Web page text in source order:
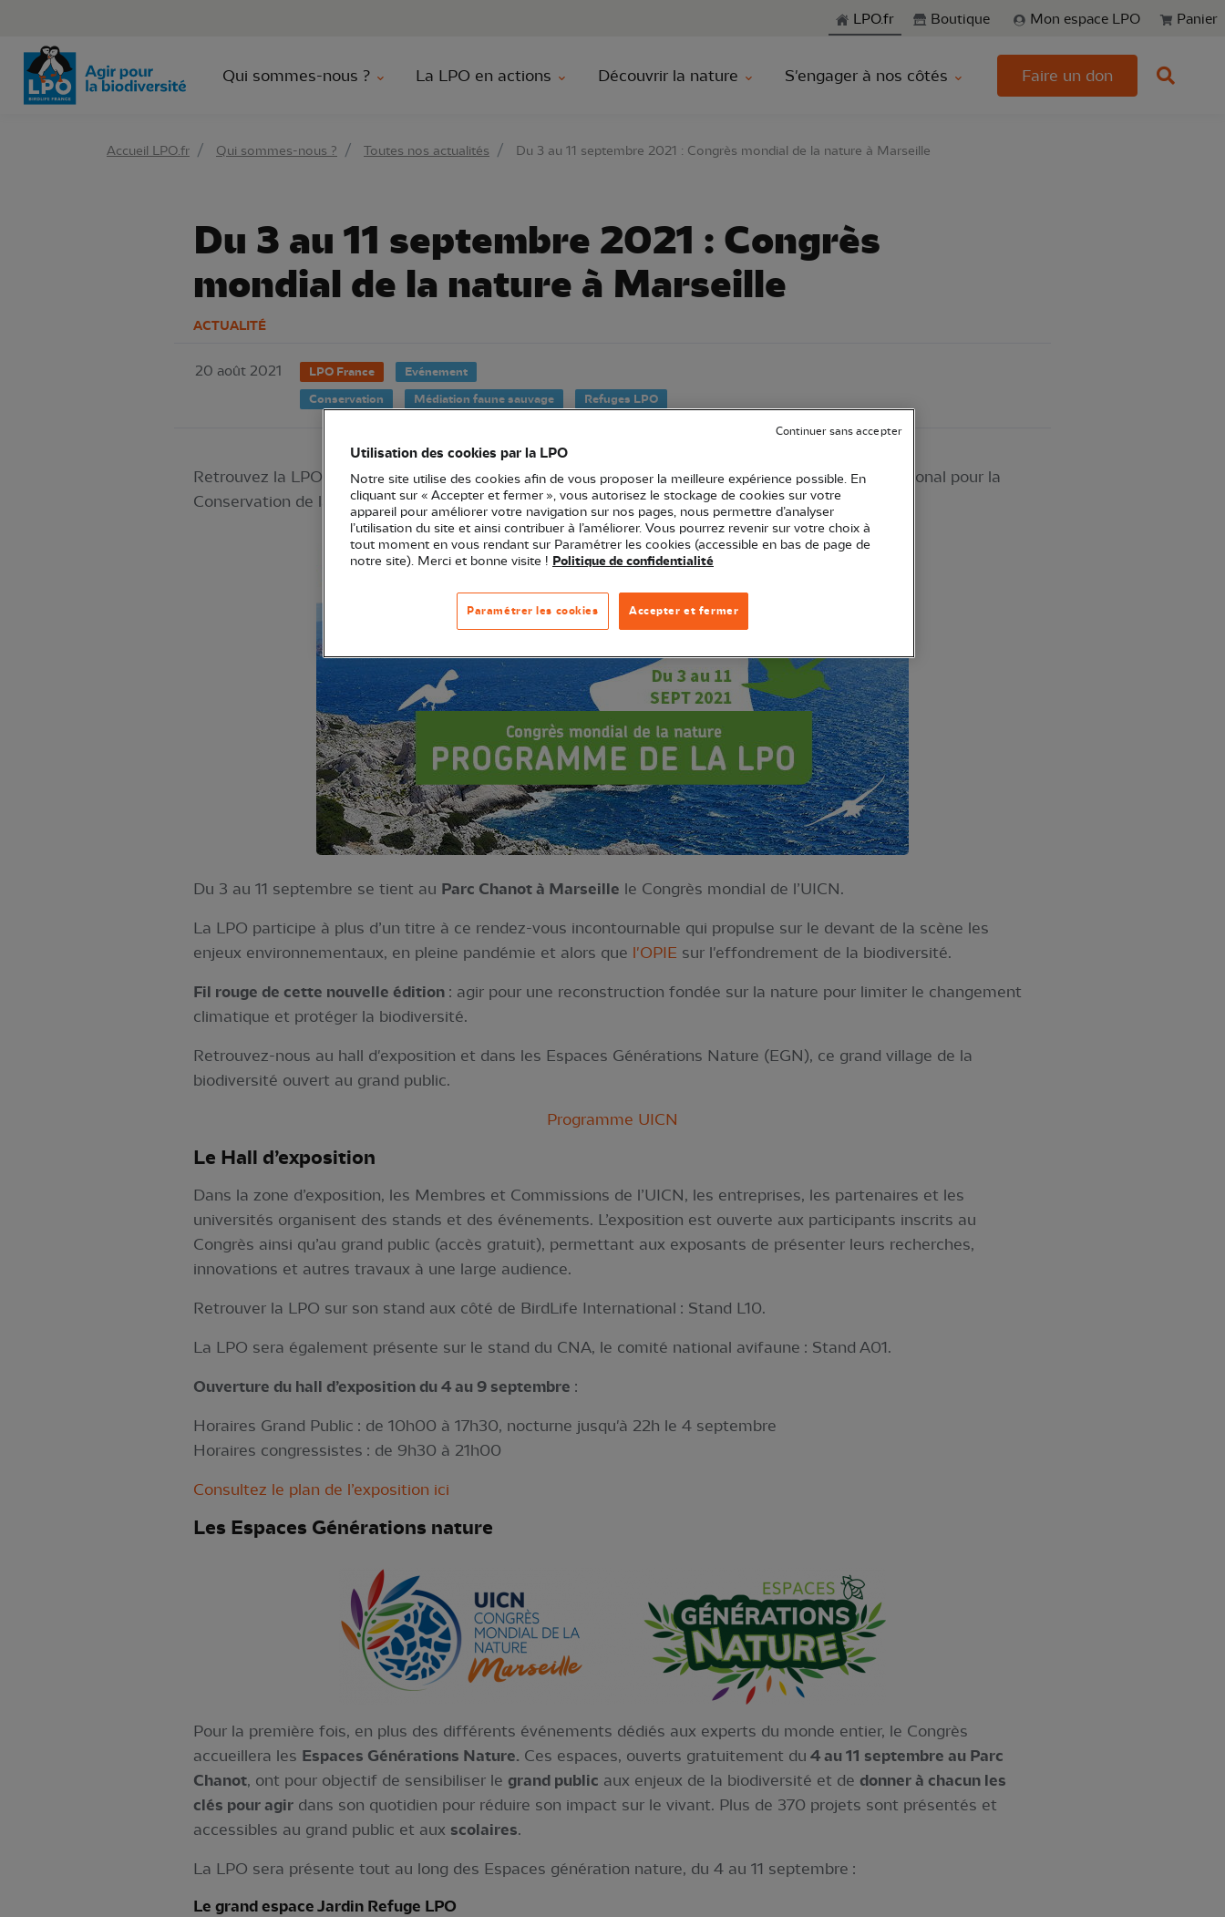
Aller à la rechercheLPO.fr Boutique Mon espace LPO Panier
Qui sommes-nous ? La LPO en actions Découvrir la nature S'engager à nos côtés Faire un don
Accueil LPO.fr Qui sommes-nous ? Toutes nos actualités Du 3 au 11 septembre 2021 : Congrès mondial de la nature à Marseille
Du 3 au 11 septembre 2021 : Congrès
mondial de la nature à Marseille
ACTUALITÉ
20 août 2021 LPO France
Evénement
Conservation
Médiation faune sauvage Refuges LPO
Retrouvez la LPO lors de ce rendez-vous majeur pour la biodiversité, organisé par l’Union International pour la
Conservation de la Nature (UICN).
Du 3 au 11 septembre se tient au Parc Chanot à Marseille le Congrès mondial de l’UICN.
La LPO participe à plus d’un titre à ce rendez-vous incontournable qui propulse sur le devant de la scène les
enjeux environnementaux, en pleine pandémie et alors que l'OPIE sur l'effondrement de la biodiversité.
Fil rouge de cette nouvelle édition: agir pour une reconstruction fondée sur la nature pour limiter le changement
climatique et protéger la biodiversité.
Retrouvez-nous au hall d'exposition et dans les Espaces Générations Nature (EGN), ce grand village de la
biodiversité ouvert au grand public.
Programme UICN
Le Hall d’exposition
Dans la zone d’exposition, les Membres et Commissions de l’UICN, les entreprises, les partenaires et les
universités organisent des stands et des événements. L’exposition est ouverte aux participants inscrits au
Congrès ainsi qu’au grand public (accès gratuit), permettant aux exposants de présenter leurs recherches,
innovations et autres travaux à une large audience.
Retrouver la LPO sur son stand aux côté de BirdLife International : Stand L10.
La LPO sera également présente sur le stand du CNA, le comité national avifaune : Stand A01.
Ouverture du hall d’exposition du 4 au 9 septembre :
Horaires Grand Public : de 10h00 à 17h30, nocturne jusqu'à 22h le 4 septembre
Horaires congressistes : de 9h30 à 21h00
Consultez le plan de l’exposition ici
Les Espaces Générations nature
Pour la première fois, en plus des différents événements dédiés aux experts du monde entier, le Congrès
accueillera les Espaces Générations Nature. Ces espaces, ouverts gratuitement du 4 au 11 septembre au Parc
Chanot, ont pour objectif de sensibiliser le grand public aux enjeux de la biodiversité et de donner à chacun les
clés pour agirdans son quotidien pour réduire son impact sur le vivant. Plus de 370 projets sont présentés et
accessibles au grand public et aux scolaires.
La LPO sera présente tout au long des Espaces génération nature, du 4 au 11 septembre :
Le grand espace Jardin Refuge LPO
Utilisation des cookies par la LPO
Notre site utilise des cookies afin de vous proposer la meilleure expérience possible. En
cliquant sur « Accepter et fermer », vous autorisez le stockage de cookies sur votre
appareil pour améliorer votre navigation sur nos pages, nous permettre d’analyser
l’utilisation du site et ainsi contribuer à l’améliorer. Vous pourrez revenir sur votre choix à
tout moment en vous rendant sur Paramétrer les cookies (accessible en bas de page de
notre site). Merci et bonne visite ! Politique de confidentialité
Accepter et fermer
Paramétrer les cookies
Continuer sans accepter